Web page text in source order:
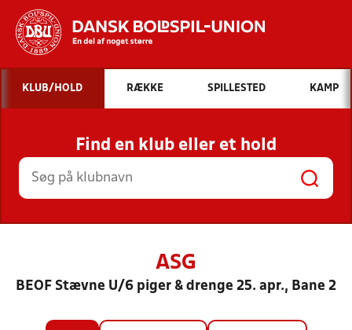
Hvad vil du søge efter?
INDHOLD OG NYHEDER
STILLINGER, RESULTATER, KLUBBER OG
HOLD
KLUB/HOLD RÆKKE SPILLESTED KAMP
Find en klub eller et hold
ASG
BEOF Stævne U/6 piger & drenge 25. apr., Bane 2